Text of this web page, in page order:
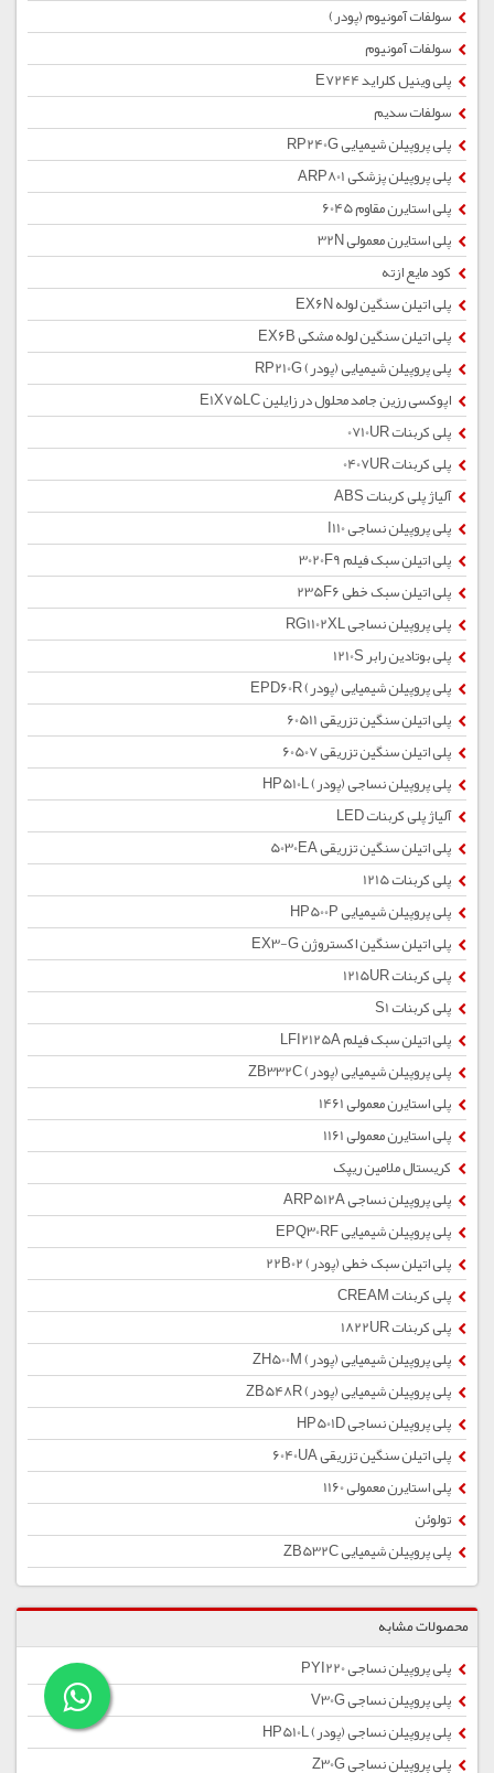
سولفات آمونیوم (پودر)
سولفات آمونیوم
پلی وینیل کلراید E7244
سولفات سدیم
پلی پروپیلن شیمیایی RP240G
پلی پروپیلن پزشکی ARP801
پلی استایرن مقاوم 6045
پلی استایرن معمولی 32N
کود مایع ازته
پلی اتیلن سنگین لوله EX6N
پلی اتیلن سنگین لوله مشکی EX6B
پلی پروپیلن شیمیایی (پودر) RP210G
اپوکسی رزین جامد محلول در زایلین E1X75LC
پلی کربنات 0710UR
پلی کربنات 0407UR
آلیاژ پلی کربنات ABS
پلی پروپیلن نساجی I110
پلی اتیلن سبک فیلم 3020F9
پلی اتیلن سبک خطی 235F6
پلی پروپیلن نساجی RG1102XL
پلی بوتادین رابر 1210S
پلی پروپیلن شیمیایی (پودر) EPD60R
پلی اتیلن سنگین تزریقی 60511
پلی اتیلن سنگین تزریقی 60507
پلی پروپیلن نساجی (پودر) HP510L
آلیاژ پلی کربنات LED
پلی اتیلن سنگین تزریقی 5030EA
پلی کربنات 1215
پلی پروپیلن شیمیایی HP500P
پلی اتیلن سنگین اکستروژن EX3-G
پلی کربنات 1215UR
پلی کربنات S1
پلی اتیلن سبک فیلم LFI2125A
پلی پروپیلن شیمیایی (پودر) ZB332C
پلی استایرن معمولی 1461
پلی استایرن معمولی 1161
کریستال ملامین ریپک
پلی پروپیلن نساجی ARP512A
پلی پروپیلن شیمیایی EPQ30RF
پلی اتیلن سبک خطی (پودر) 22B02
پلی کربنات CREAM
پلی کربنات 1822UR
پلی پروپیلن شیمیایی (پودر) ZH500M
پلی پروپیلن شیمیایی (پودر) ZB548R
پلی پروپیلن نساجی HP501D
پلی اتیلن سنگین تزریقی 6040UA
پلی استایرن معمولی 1160
تولوئن
پلی پروپیلن شیمیایی ZB532C
محصولات مشابه
پلی پروپیلن نساجی PYI220
پلی پروپیلن نساجی V30G
پلی پروپیلن نساجی (پودر) HP510L
پلی پروپیلن نساجی Z30G